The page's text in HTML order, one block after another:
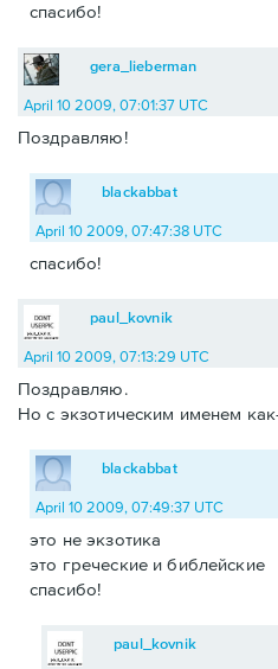
спасибо!
gera_lieberman
April 10 2009, 07:01:37 UTC
Поздравляю!
blackabbat
April 10 2009, 07:47:38 UTC
спасибо!
paul_kovnik
April 10 2009, 07:13:29 UTC
Поздравляю.
Но с экзотическим именем
blackabbat
April 10 2009, 07:49:37 UTC
это не экзотика
это греческие и библейские
спасибо!
paul_kovnik